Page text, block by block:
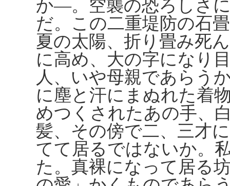
か―。空襲の恐ろしさ
だ。この二重堤防の石
夏の太陽、折り畳み死
に高め、大の字になり
人、いや母親であらう
に塵と汗にまぬれた着
めつくされたあの手、
髪、その傍で二、三才
てて居るではないか。
た。真裸になって居る